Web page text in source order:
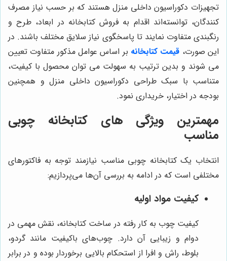
تجهیزات دکوراسیون داخلی منزل هستند که بر حسب نیاز مصرف
کنندگان، توانسته‌اند اقدام به فروش کتابخانه در ابعاد، طرح و
رنگبندی متفاوت نمایند تا پاسخگوی نیاز سلایق مختلف باشند. در
این صورت، قیمت کتابخانه بر اساس عوامل مذکور متفاوت تعیین
می شوند و بدین ترتیب به سهولت می توان محصول با کیفیت،
متناسب با سبک طراحی دکوراسیون داخلی منزل و همچنین
بودجه در اختیار، خریداری نمود.
مهمترین ویژگی های کتابخانه چوبی
مناسب
انتخاب یک کتابخانه چوبی مناسب نیازمند توجه به فاکتورهای
مختلفی است که در ادامه به بررسی آن‌ها می‌پردازیم:
کیفیت مواد اولیه
کیفیت چوب به کار رفته در ساخت کتابخانه، نقش مهمی در
دوام و زیبایی آن دارد. چوب‌های باکیفیت مانند گردو،
بلوط، راش و افرا از استحکام بالایی برخوردار بوده و در برابر